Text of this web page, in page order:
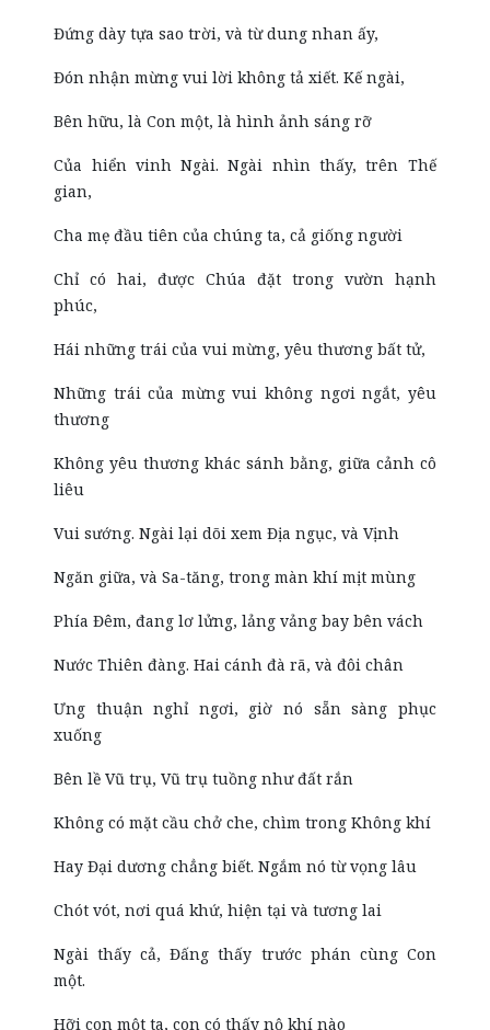
Đứng dày tựa sao trời, và từ dung nhan ấy,
Đón nhận mừng vui lời không tả xiết. Kế ngài,
Bên hữu, là Con một, là hình ảnh sáng rỡ
Của hiển vinh Ngài. Ngài nhìn thấy, trên Thế
gian,
Cha mẹ đầu tiên của chúng ta, cả giống người
Chỉ có hai, được Chúa đặt trong vườn hạnh
phúc,
Hái những trái của vui mừng, yêu thương bất tử,
Những trái của mừng vui không ngơi ngắt, yêu
thương
Không yêu thương khác sánh bằng, giữa cảnh cô
liêu
Vui sướng. Ngài lại dõi xem Địa ngục, và Vịnh
Ngăn giữa, và Sa-tăng, trong màn khí mịt mùng
Phía Đêm, đang lơ lửng, lảng vảng bay bên vách
Nước Thiên đàng. Hai cánh đà rã, và đôi chân
Ưng thuận nghỉ ngơi, giờ nó sẵn sàng phục
xuống
Bên lề Vũ trụ, Vũ trụ tuồng như đất rắn
Không có mặt cầu chở che, chìm trong Không khí
Hay Đại dương chẳng biết. Ngắm nó từ vọng lâu
Chót vót, nơi quá khứ, hiện tại và tương lai
Ngài thấy cả, Đấng thấy trước phán cùng Con
một.
Hỡi con một ta, con có thấy nộ khí nào